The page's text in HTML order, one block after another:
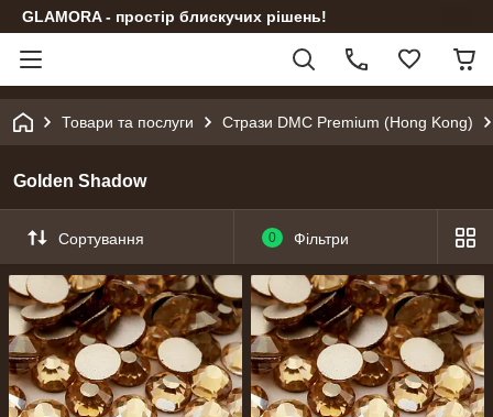
GLAMORA - простір блискучих рішень!
Товари та послуги Стрази DMC Premium (Hong Kong)
Golden Shadow
Сортування 0 Фільтри